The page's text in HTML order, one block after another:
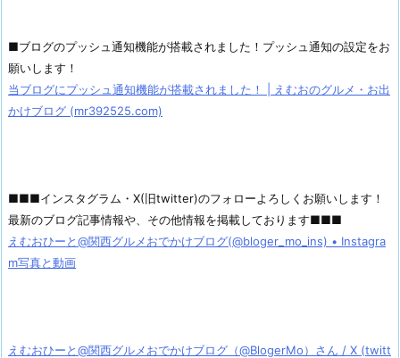
■ブログのプッシュ通知機能が搭載されました！プッシュ通知の設定をお
願いします！
当ブログにプッシュ通知機能が搭載されました！ | えむおのグルメ・お出
かけブログ (mr392525.com)
■■■インスタグラム・X(旧twitter)のフォローよろしくお願いします！
最新のブログ記事情報や、その他情報を掲載しております■■■
えむおひーと@関西グルメおでかけブログ(@bloger_mo_ins) • Instagra
m写真と動画
えむおひーと@関西グルメおでかけブログ（@BlogerMo）さん / X (twitt